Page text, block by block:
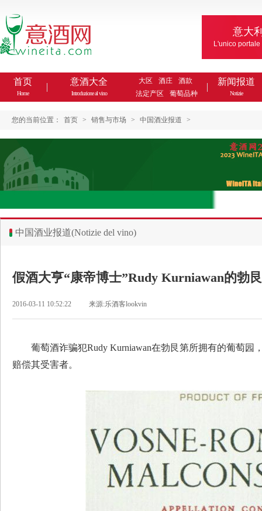
意大
L'unico
首页
Home
意酒大全
Introduzione al vino
大区 酒庄
酒款
法定产区
葡萄品种
新闻报道
Notizie
您的当前位置： 首页 > 销售与市场 > 中国酒业报道 >
中国酒业报道(Notizie del vino)
假酒大亨“康帝博士”Rudy Kurniawan的勃
2016-03-11 10:52:22 来源:乐酒客lookvin
葡萄酒诈骗犯Rudy Kurniawan在勃艮第所拥有的葡萄园
赔偿其受害者。